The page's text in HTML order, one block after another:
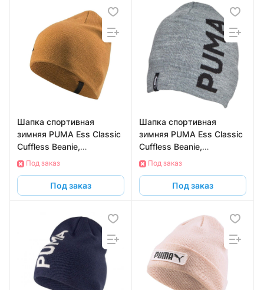
Шапка спортивная
зимняя PUMA Ess Classic
Cuffless Beanie,
02343310, горчичный
Под заказ
Под заказ
Шапка спортивная
зимняя PUMA Ess Classic
Cuffless Beanie,
02343305, серый
Под заказ
Под заказ